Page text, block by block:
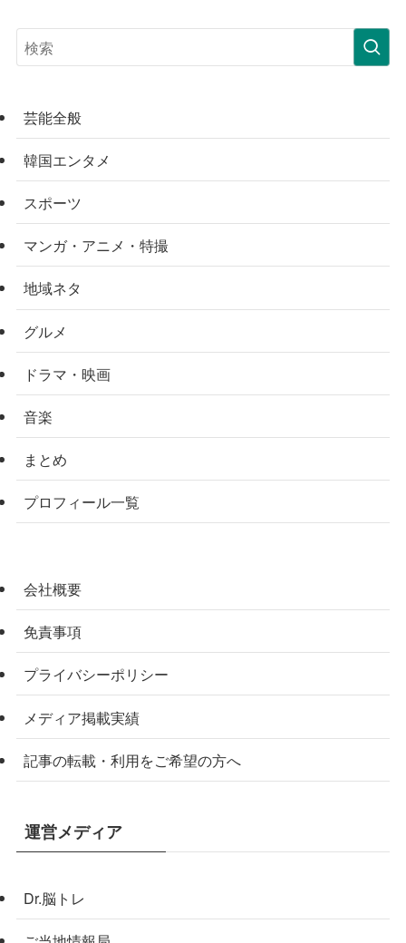
芸能全般
韓国エンタメ
スポーツ
マンガ・アニメ・特撮
地域ネタ
グルメ
ドラマ・映画
音楽
まとめ
プロフィール一覧
会社概要
免責事項
プライバシーポリシー
メディア掲載実績
記事の転載・利用をご希望の方へ
運営メディア
Dr.脳トレ